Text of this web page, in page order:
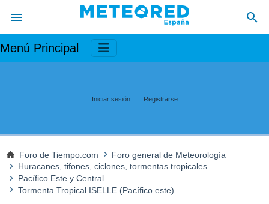
Menú Principal
Iniciar sesión Registrarse
Foro de Tiempo.com
Foro general de Meteorología
Huracanes, tifones, ciclones, tormentas tropicales
Pacífico Este y Central
Tormenta Tropical ISELLE (Pacífico este)